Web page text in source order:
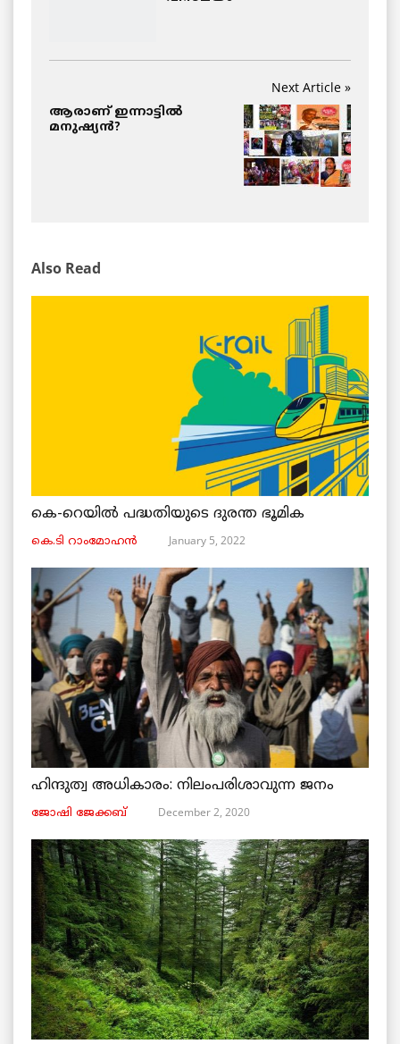
Next Article »
ആരാണ് ഇന്നാട്ടില്‍
മനുഷ്യന്‍?
Also Read
കെ-റെയിൽ പദ്ധതിയുടെ ദുരന്ത ഭൂമിക
കെ.ടി റാംമോഹൻ January 5, 2022
ഹിന്ദുത്വ അധികാരം: നിലംപരിശാവുന്ന ജനം
ജോഷി ജേക്കബ് December 2, 2020